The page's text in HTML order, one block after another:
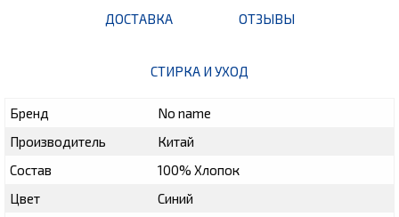
ДОСТАВКА ОТЗЫВЫ
СТИРКА И УХОД
Бренд
No name
Производитель
Китай
Состав
100% Хлопок
Цвет
Синий